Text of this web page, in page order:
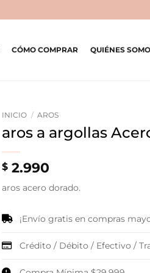
CÓMO COMPRAR QUIÉNES
INICIO / AROS
aros a argollas
$ 2.990
aros acero dorado.
¡Envío gratis en compras
Crédito / Débito / Efectivo /